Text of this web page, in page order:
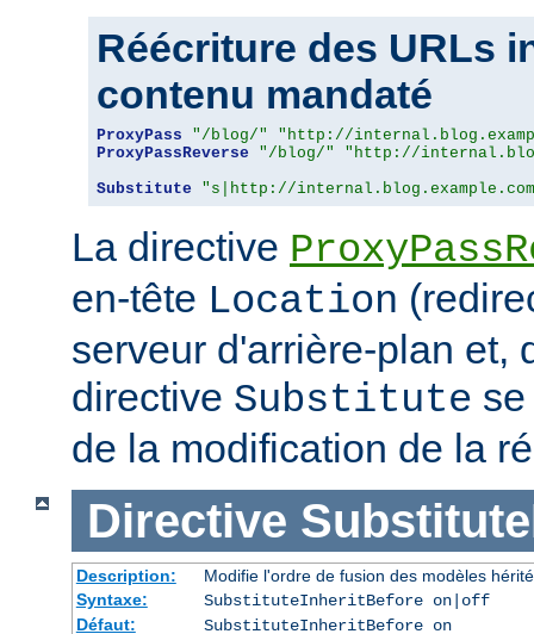
Réécriture des URLs
contenu mandaté
ProxyPass "/blog/"
"http://
ProxyPassReverse
"/blog/"
"http://
Substitute
"s|http://
La directive
en-tête Location
serveur d'arrière-plan et,
directive Substitute
de la modification de la
Directive
Description:
Modifie l'ordre de fusion des modèles
Syntaxe:
SubstituteInheritBefore on|off
Défaut:
SubstituteInheritBefore on